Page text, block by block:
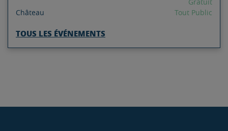
Château
Tout Public
TOUS LES ÉVÉNEMENTS